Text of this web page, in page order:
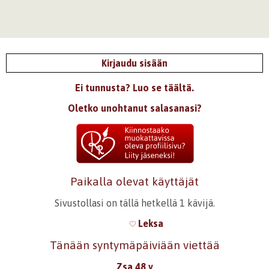
Kirjaudu sisään
Ei tunnusta? Luo se täältä.
Oletko unohtanut salasanasi?
Paikalla olevat käyttäjät
Sivustollasi on tällä hetkellä 1 kävijä.
Leksa
Tänään syntymäpäiviään viettää
Zsa 48 v